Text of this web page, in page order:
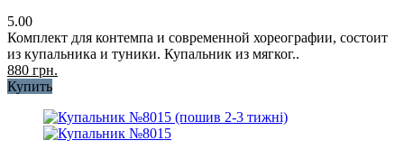
5.00
Комплект для контемпа и современной хореографии, состоит
из купальника и туники. Купальник из мягког..
880 грн.
Купить